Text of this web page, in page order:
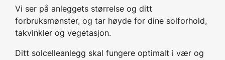
Vi ser på anleggets størrelse og ditt
forbruksmønster, og tar høyde for dine solforhold,
takvinkler og vegetasjon.
Ditt solcelleanlegg skal fungere optimalt i vær og